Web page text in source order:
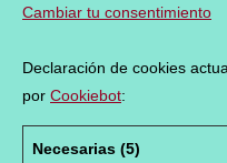
Cambiar tu consentimiento
Declaración de cookies
por Cookiebot:
Necesarias (5)